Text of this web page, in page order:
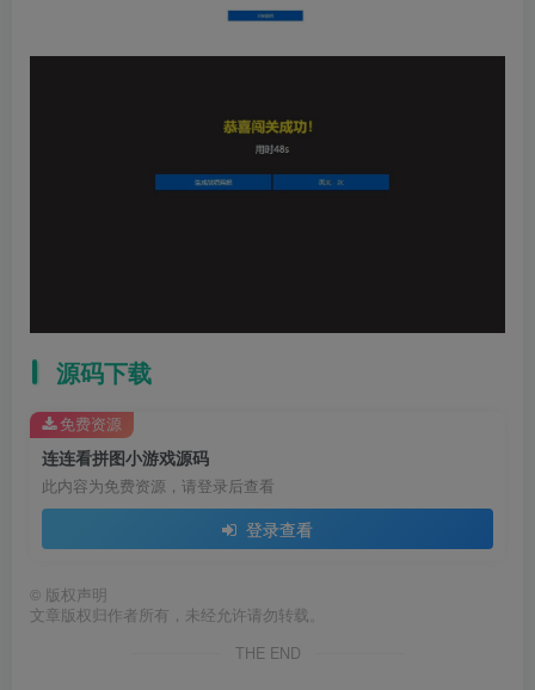
源码下载
连连看拼图小游戏源码
此内容为免费资源，请登录后查看
登录查看
免费资源
© 版权声明
文章版权归作者所有，未经允许请勿转载。
THE END